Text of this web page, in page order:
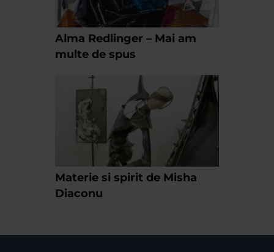
Alma Redlinger – Mai am
multe de spus
Materie si spirit de Misha
Diaconu